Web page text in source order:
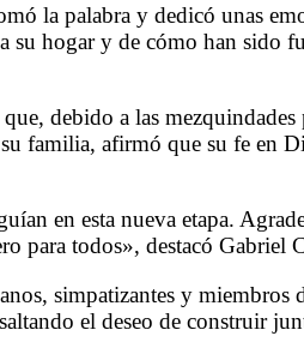
la palabra y dedicó unas
su hogar y de cómo han sido
debido a las
familia, afirmó que su fe en
en esta nueva etapa.
para todos», destacó Gabriel
simpatizantes y
el deseo de construir